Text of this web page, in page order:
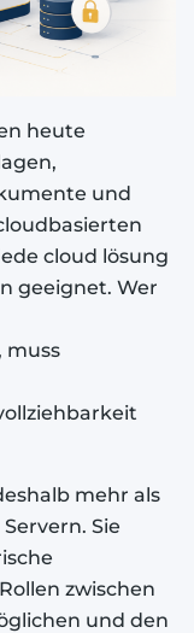
heute
und
cloud lösung
geeignet. Wer
muss
mehr als
Sie
zwischen
und den